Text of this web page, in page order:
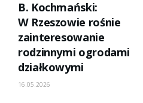
B. Kochmański:
W Rzeszowie rośnie
zainteresowanie
rodzinnymi ogrodami
działkowymi
16.05.2026